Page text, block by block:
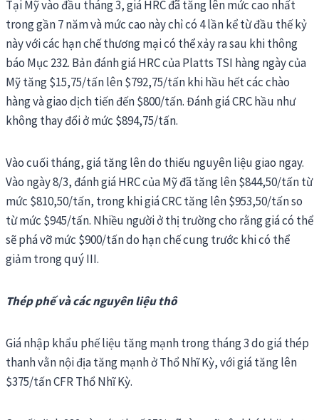
Tại Mỹ vào đầu tháng 3, giá HRC đã tăng lên mức cao nhất
trong gần 7 năm và mức cao này chỉ có 4 lần kể từ đầu thế kỷ
này với các hạn chế thương mại có thể xảy ra sau khi thông
báo Mục 232. Bản đánh giá HRC của Platts TSI hàng ngày của
Mỹ tăng $15,75/tấn lên $792,75/tấn khi hầu hết các chào
hàng và giao dịch tiến đến $800/tấn. Đánh giá CRC hầu như
không thay đổi ở mức $894,75/tấn.
Vào cuối tháng, giá tăng lên do thiếu nguyên liệu giao ngay.
Vào ngày 8/3, đánh giá HRC của Mỹ đã tăng lên $844,50/tấn từ
mức $810,50/tấn, trong khi giá CRC tăng lên $953,50/tấn so
từ mức $945/tấn. Nhiều người ở thị trường cho rằng giá có thể
sẽ phá vỡ mức $900/tấn do hạn chế cung trước khi có thể
giảm trong quý III.
Thép phế và các nguyên liệu thô
Giá nhập khẩu phế liệu tăng mạnh trong tháng 3 do giá thép
thanh vằn nội địa tăng mạnh ở Thổ Nhĩ Kỳ, với giá tăng lên
$375/tấn CFR Thổ Nhĩ Kỳ.